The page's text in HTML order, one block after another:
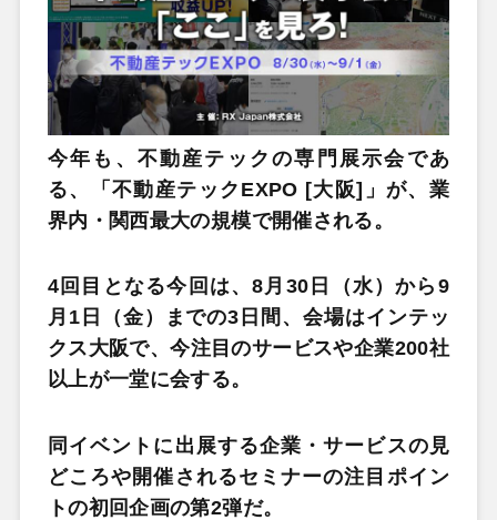
今年も、不動産テックの専門展示会であ
る、「不動産テックEXPO [大阪]」が、業
界内・関西最大の規模で開催される。
4回目となる今回は、8月30日（水）から9
月1日（金）までの3日間、会場はインテッ
クス大阪で、今注目のサービスや企業200社
以上が一堂に会する。
同イベントに出展する企業・サービスの見
どころや開催されるセミナーの注目ポイン
トの初回企画の第2弾だ。